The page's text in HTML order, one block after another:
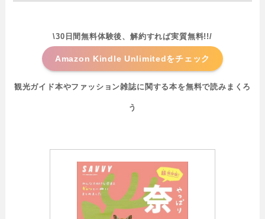
\30日間無料体験後、解約すれば実質無料!!/
Amazon Kindle Unlimitedをチェック
観光ガイド本やファッション雑誌に関する本を無料で読みまくろ
う